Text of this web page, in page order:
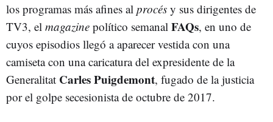
los programas más afines al procés y sus dirigentes de
TV3, el magazine político semanal FAQs, en uno de
cuyos episodios llegó a aparecer vestida con una
camiseta con una caricatura del expresidente de la
Generalitat Carles Puigdemont, fugado de la justicia
por el golpe secesionista de octubre de 2017.